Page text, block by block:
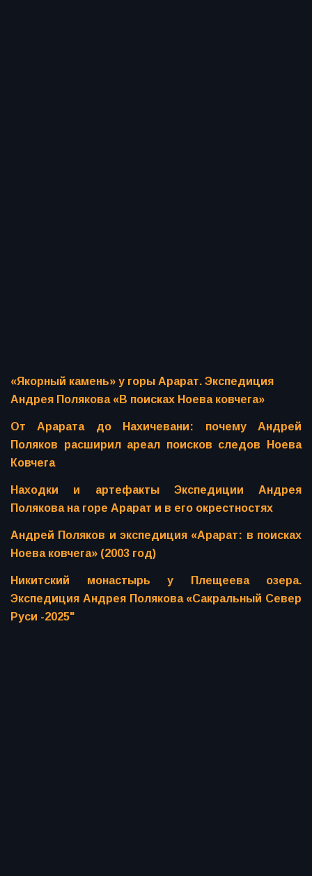
«Якорный камень» у горы Арарат. Экспедиция
Андрея Полякова «В поисках Ноева ковчега»
От Арарата до Нахичевани: почему Андрей
Поляков расширил ареал поисков следов Ноева
Ковчега
Находки и артефакты Экспедиции Андрея
Полякова на горе Арарат и в его окрестностях
Андрей Поляков и экспедиция «Арарат: в поисках
Ноева ковчега» (2003 год)
Никитский монастырь у Плещеева озера.
Экспедиция Андрея Полякова «Сакральный Север
Руси -2025"